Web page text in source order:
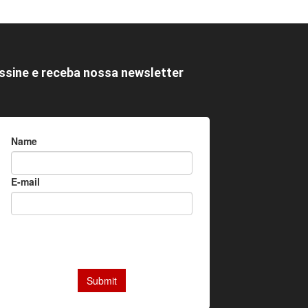
e receba nossa newsletter